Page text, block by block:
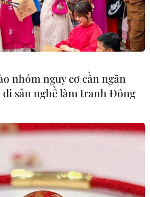
nhóm nguy cơ cần ngăn
di sản nghề làm tranh Đông